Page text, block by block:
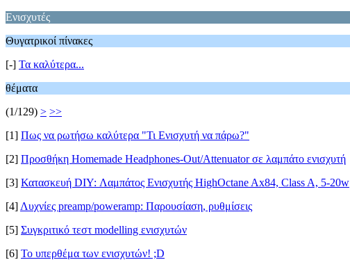
Ενισχυτές
Θυγατρικοί πίνακες
[-] Τα καλύτερα...
θέματα
(1/129) > >>
[1] Πως να ρωτήσω καλύτερα "Τι Ενισχυτή να πάρω?"
[2] Προσθήκη Homemade Headphones-Out/Attenuator σε λαμπάτο ενισχυτή
[3] Κατασκευή DIY: Λαμπάτος Ενισχυτής HighOctane Ax84, Class A, 5-20w
[4] Λυχνίες preamp/poweramp: Παρουσίαση, ρυθμίσεις
[5] Συγκριτικό τεστ modelling ενισχυτών
[6] Το υπερθέμα των ενισχυτών! ;D